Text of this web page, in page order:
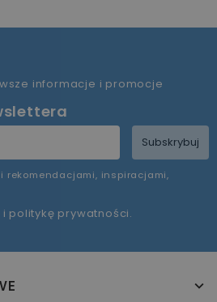
informacje i promocje
Subskrybuj
rekomendacjami, inspiracjami,
i politykę prywatności.